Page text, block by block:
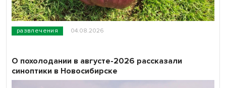
развлечения 04.08.2026
О похолодании в августе-2026 рассказали
синоптики в Новосибирске